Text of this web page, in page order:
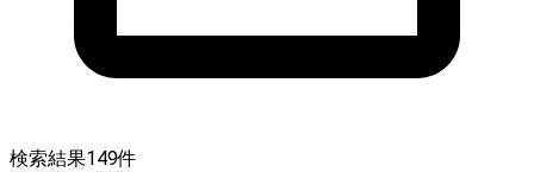
検索結果149件